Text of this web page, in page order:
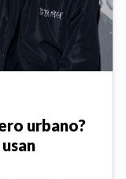
urbano?